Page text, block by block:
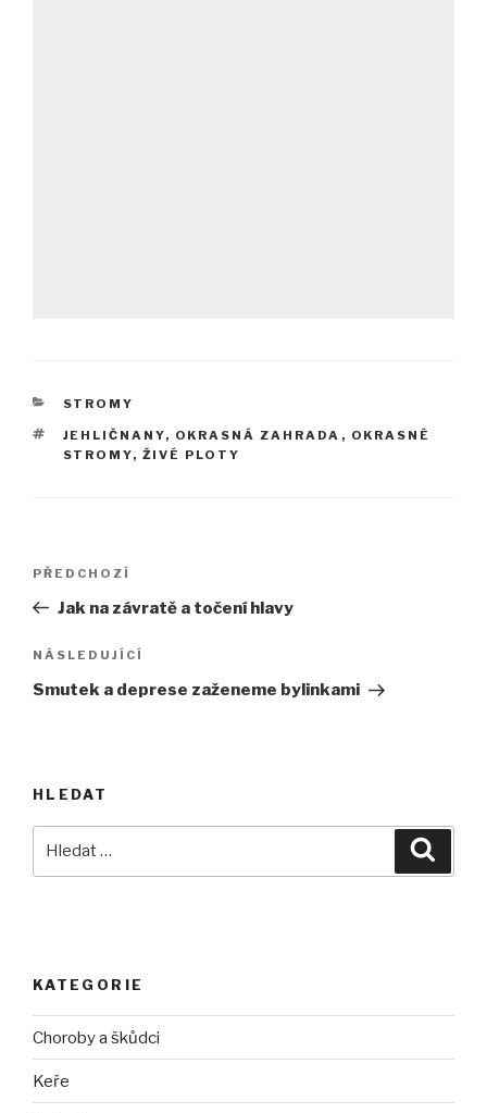
RUBRIKY
STROMY
ŠTÍTKY
JEHLIČNANY, OKRASNÁ ZAHRADA , OKRASNÉ
STROMY, ŽIVÉ PLOTY
Navigace
příspěvek
Předchozí
příspěvek
PŘEDCHOZÍ
Jak na závratě a točení hlavy
Následující
příspěvek
NÁSLEDUJÍCÍ
Smutek a deprese zaženeme bylinkami
HLEDAT
KATEGORIE
Choroby a škůdci
Keře